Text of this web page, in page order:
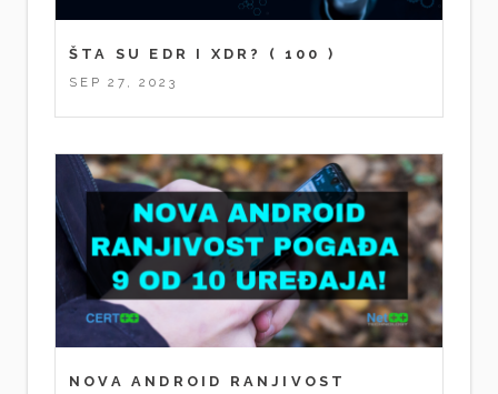
ŠTA SU EDR I XDR? ( 100 )
SEP 27, 2023
NOVA ANDROID RANJIVOST